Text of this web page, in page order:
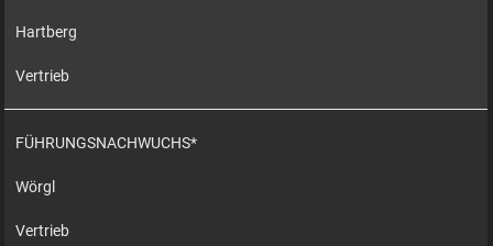
Hartberg
Vertrieb
FÜHRUNGSNACHWUCHS*
Wörgl
Vertrieb